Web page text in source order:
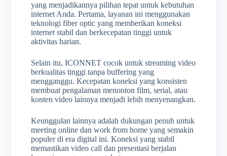
yang menjadikannya pilihan tepat untuk kebutuhan
internet Anda. Pertama, layanan ini menggunakan
teknologi fiber optic yang memberikan koneksi
internet stabil dan berkecepatan tinggi untuk
aktivitas harian.
Selain itu, ICONNET cocok untuk streaming video
berkualitas tinggi tanpa buffering yang
mengganggu. Kecepatan koneksi yang konsisten
membuat pengalaman menonton film, serial, atau
konten video lainnya menjadi lebih menyenangkan.
Keunggulan lainnya adalah dukungan penuh untuk
meeting online dan work from home yang semakin
populer di era digital ini. Koneksi yang stabil
memastikan video call dan presentasi berjalan